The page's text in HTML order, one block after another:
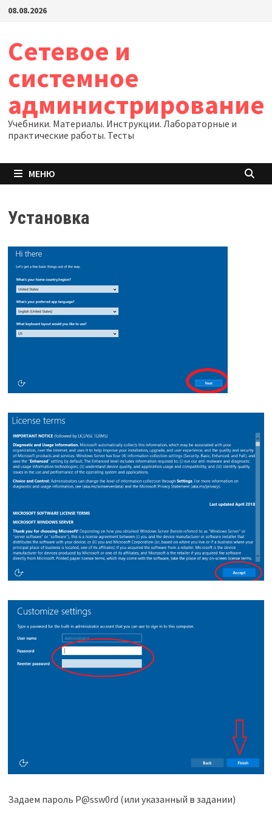
Перейти
08.08.2026
Сетевое и
системное
администрирование
Учебники. Материалы. Инструкции. Лабораторные и
практические работы. Тесты
МЕНЮ
Установка
Задаем пароль P@ssw0rd (или указанный в задании)